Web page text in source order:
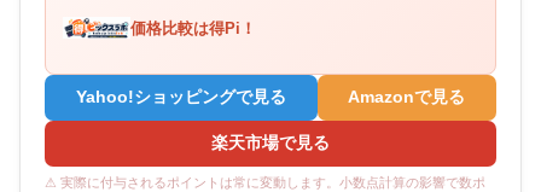
価格比較は得Pi！
Yahoo!ショッピングで見る Amazonで見る
楽天市場で見る
⚠ 実際に付与されるポイントは常に変動します。小数点計算の影響で数ポ